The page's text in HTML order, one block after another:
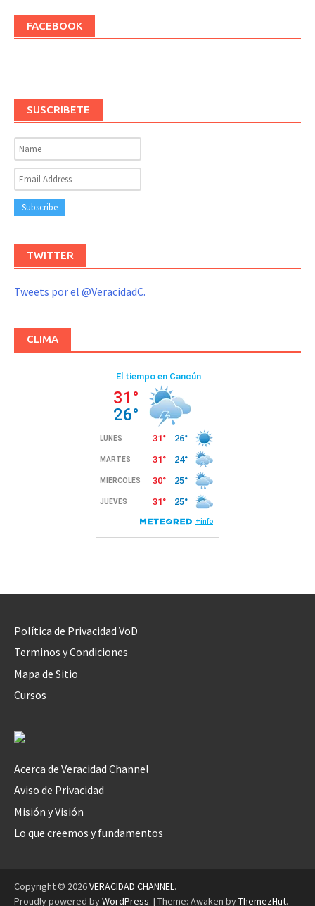
FACEBOOK
SUSCRIBETE
TWITTER
Tweets por el @VeracidadC.
CLIMA
Política de Privacidad VoD
Terminos y Condiciones
Mapa de Sitio
Cursos
Acerca de Veracidad Channel
Aviso de Privacidad
Misión y Visión
Lo que creemos y fundamentos
Copyright © 2026VERACIDAD CHANNEL.
Proudly powered byWordPress. | Theme: Awaken byThemezHut.